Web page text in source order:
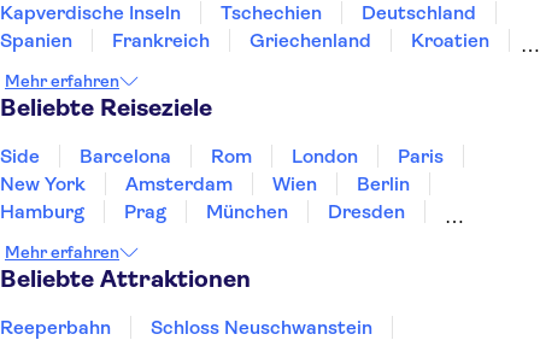
Kapverdische Inseln
Tschechien
Deutschland
Spanien
Frankreich Griechenland
Kroatien
Norwegen
Polen
Mehr erfahren
Beliebte Reiseziele
Side Barcelona Rom London
Paris
New York
Amsterdam Wien
Berlin
Hamburg
Prag München
Dresden
Heidelberg
Bremen
Mehr erfahren
Beliebte Attraktionen
Reeperbahn
Schloss Neuschwanstein